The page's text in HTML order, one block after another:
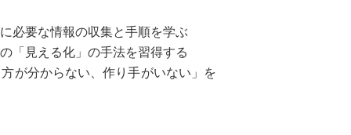
必要な情報の収集と手順を学ぶ
「見える化」の手法を習得する
が分からない、作り手がいない」を